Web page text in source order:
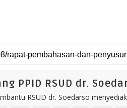
PPID RSUD dr.
RSUD dr. Soedarso